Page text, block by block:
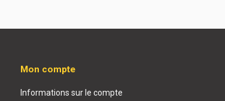
Mon compte
Informations sur le compte